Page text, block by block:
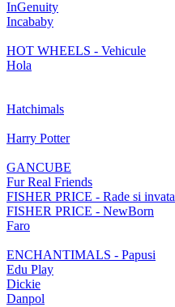
InGenuity
Incababy
HOT WHEELS - Vehicule
Hola
Hatchimals
Harry Potter
GANCUBE
Fur Real Friends
FISHER PRICE - Rade si invata
FISHER PRICE - NewBorn
Faro
ENCHANTIMALS - Papusi
Edu Play
Dickie
Danpol